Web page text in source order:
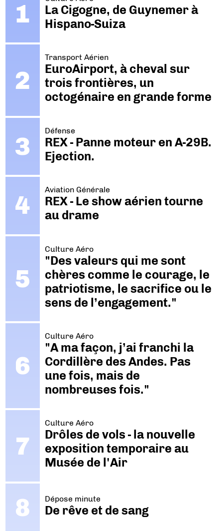
La Cigogne, de Guynemer à
Hispano-Suiza
Transport Aérien
EuroAirport, à cheval sur
trois frontières, un
octogénaire en grande forme
Défense
REX - Panne moteur en A-29B.
Ejection.
Aviation Générale
REX - Le show aérien tourne
au drame
Culture Aéro
"Des valeurs qui me sont
chères comme le courage, le
patriotisme, le sacrifice ou le
sens de l’engagement."
Culture Aéro
"A ma façon, j’ai franchi la
Cordillère des Andes. Pas
une fois, mais de
nombreuses fois."
Culture Aéro
Drôles de vols - la nouvelle
exposition temporaire au
Musée de l'Air
Dépose minute
De rêve et de sang